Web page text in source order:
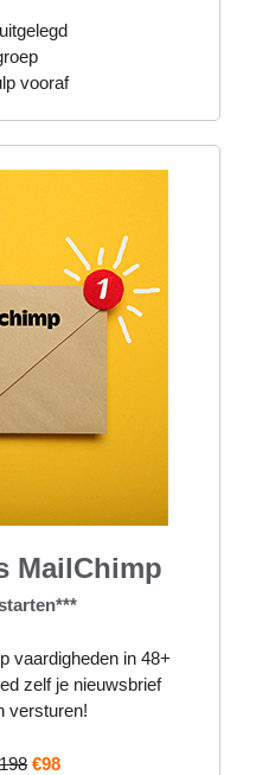
vooraf
MailChimp
vaardigheden in 48+
zelf je nieuwsbrief
versturen!
€98